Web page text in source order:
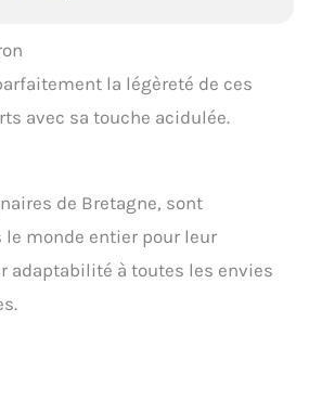
la légèreté de ces
avec sa touche acidulée.
de Bretagne, sont
le monde entier pour leur
adaptabilité à toutes les envies